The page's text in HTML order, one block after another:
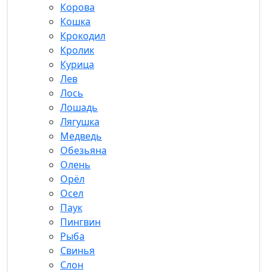
Корова
Кошка
Крокодил
Кролик
Курица
Лев
Лось
Лошадь
Лягушка
Медведь
Обезьяна
Олень
Орёл
Осел
Паук
Пингвин
Рыба
Свинья
Слон